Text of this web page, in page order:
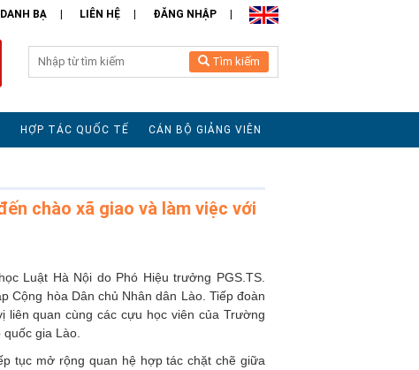
DANH BẠ LIÊN HỆ ĐĂNG NHẬP
Tìm kiếm
HỢP TÁC QUỐC TẾ CÁN BỘ GIẢNG VIÊN
chào xã giao và làm việc với
Luật Hà Nội do Phó Hiệu trưởng PGS.TS.
Cộng hòa Dân chủ Nhân dân Lào. Tiếp đoàn
liên quan cùng các cựu học viên của Trường
gia Lào.
tục mở rộng quan hệ hợp tác chặt chẽ giữa